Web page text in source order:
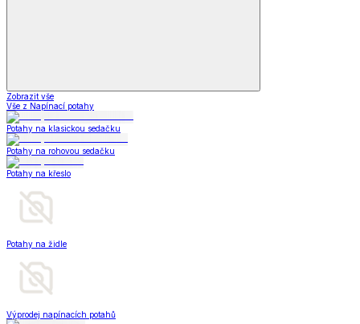
Zobrazit vše
Vše z Napínací potahy
Potahy na klasickou sedačku
Potahy na rohovou sedačku
Potahy na křeslo
Potahy na židle
Výprodej napínacích potahů